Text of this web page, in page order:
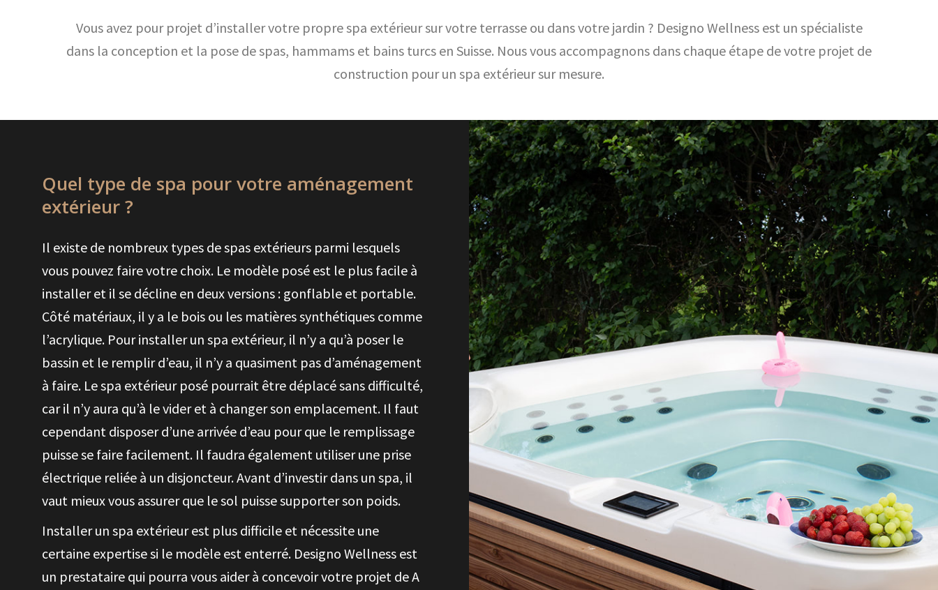
Vous avez pour projet d’installer votre propre spa extérieur sur votre terrasse ou dans votre jardin ? Designo Wellness est un spécialiste
dans la conception et la pose de spas, hammams et bains turcs en Suisse. Nous vous accompagnons dans chaque étape de votre projet de
construction pour un spa extérieur sur mesure.
Quel type de spa pour votre aménagement
extérieur ?
Il existe de nombreux types de spas extérieurs parmi lesquels
vous pouvez faire votre choix. Le modèle posé est le plus facile à
installer et il se décline en deux versions : gonflable et portable.
Côté matériaux, il y a le bois ou les matières synthétiques comme
l’acrylique. Pour installer un spa extérieur, il n’y a qu’à poser le
bassin et le remplir d’eau, il n’y a quasiment pas d’aménagement
à faire. Le spa extérieur posé pourrait être déplacé sans difficulté,
car il n’y aura qu’à le vider et à changer son emplacement. Il faut
cependant disposer d’une arrivée d’eau pour que le remplissage
puisse se faire facilement. Il faudra également utiliser une prise
électrique reliée à un disjoncteur. Avant d’investir dans un spa, il
vaut mieux vous assurer que le sol puisse supporter son poids.
Installer un spa extérieur est plus difficile et nécessite une
certaine expertise si le modèle est enterré. Designo Wellness est
un prestataire qui pourra vous aider à concevoir votre projet de A